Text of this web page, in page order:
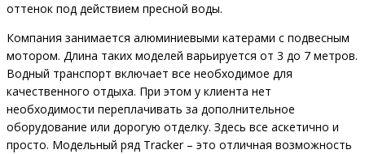
оттенок под действием пресной воды.
Компания занимается алюминиевыми катерами с подвесным
мотором. Длина таких моделей варьируется от 3 до 7 метров.
Водный транспорт включает все необходимое для
качественного отдыха. При этом у клиента нет
необходимости переплачивать за дополнительное
оборудование или дорогую отделку. Здесь все аскетично и
просто. Модельный ряд Tracker – это отличная возможность